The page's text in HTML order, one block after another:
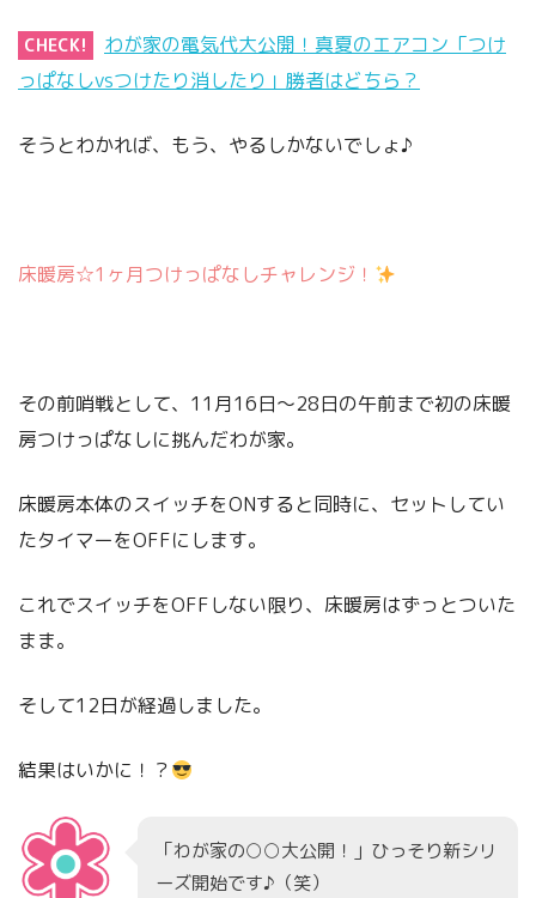
CHECK!
わが家の電気代大公開！真夏のエアコン「つけ
っぱなしvsつけたり消したり」勝者はどちら？
そうとわかれば、もう、やるしかないでしょ♪
床暖房☆1ヶ月つけっぱなしチャレンジ！
その前哨戦として、11月16日～28日の午前まで初の床暖
房つけっぱなしに挑んだわが家。
床暖房本体のスイッチをONすると同時に、セットしてい
たタイマーをOFFにします。
これでスイッチをOFFしない限り、床暖房はずっとついた
まま。
そして12日が経過しました。
結果はいかに！？
「わが家の○○大公開！」ひっそり新シリ
ーズ開始です♪（笑）